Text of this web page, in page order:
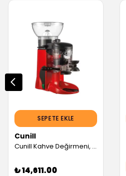
SEPETE EKLE
Cunill
Cunill Kahve Değirmeni, Kırmızı (Servis Garantili)
₺ 14,611.00